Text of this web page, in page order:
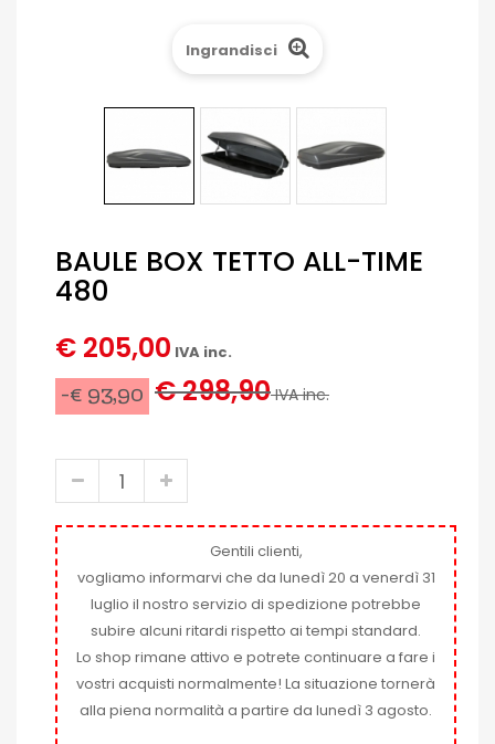
Ingrandisci
BAULE BOX TETTO ALL-TIME
480
€ 205,00 IVA inc.
-€ 93,90 € 298,90IVA inc.
Gentili clienti,
vogliamo informarvi che da lunedì 20 a venerdì 31
luglio il nostro servizio di spedizione potrebbe
subire alcuni ritardi rispetto ai tempi standard.
Lo shop rimane attivo e potrete continuare a fare i
vostri acquisti normalmente! La situazione tornerà
alla piena normalità a partire da lunedì 3 agosto.